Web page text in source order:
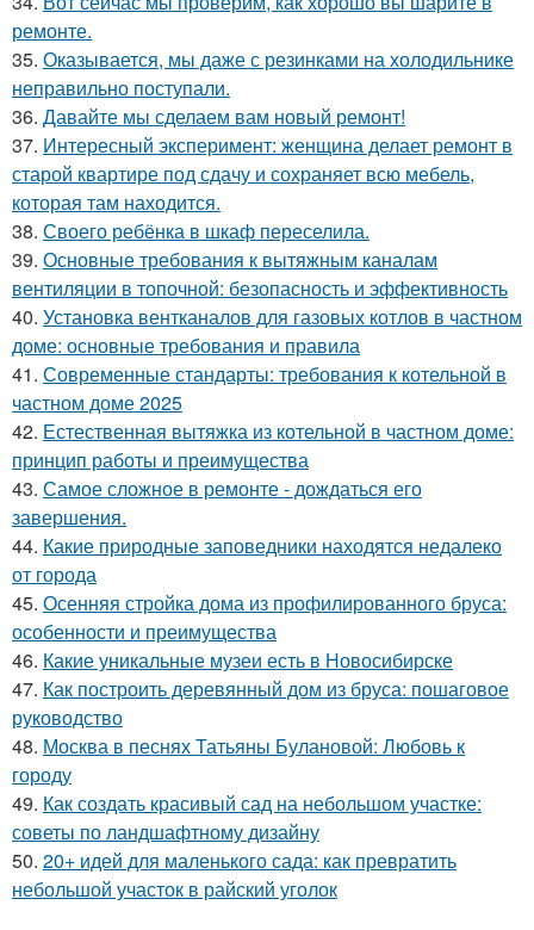
ремонте.
35. Оказывается, мы даже с резинками на холодильнике
неправильно поступали.
36. Давайте мы сделаем вам новый ремонт!
37. Интересный эксперимент: женщина делает ремонт в
старой квартире под сдачу и сохраняет всю мебель,
которая там находится.
38. Своего ребёнка в шкаф переселила.
39. Основные требования к вытяжным каналам
вентиляции в топочной: безопасность и эффективность
40. Установка вентканалов для газовых котлов в частном
доме: основные требования и правила
41. Современные стандарты: требования к котельной в
частном доме 2025
42. Естественная вытяжка из котельной в частном доме:
принцип работы и преимущества
43. Самое сложное в ремонте - дождаться его
завершения.
44. Какие природные заповедники находятся недалеко
от города
45. Осенняя стройка дома из профилированного бруса:
особенности и преимущества
46. Какие уникальные музеи есть в Новосибирске
47. Как построить деревянный дом из бруса: пошаговое
руководство
48. Москва в песнях Татьяны Булановой: Любовь к
городу
49. Как создать красивый сад на небольшом участке:
советы по ландшафтному дизайну
50. 20+ идей для маленького сада: как превратить
небольшой участок в райский уголок